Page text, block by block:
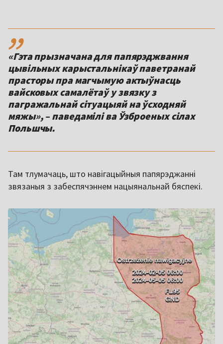
,,
«Гэта прызначана для папярэджвання
цывільных карыстальнікаў паветранай
прасторы пра магчымую актыўнасць
вайсковых самалётаў у звязку з
пагражальнай сітуацыяй на ўсходняй
мяжы», – паведамілі ва Ўзброеных сілах
Польшчы.
Там тлумачаць, што навігацыйныя папярэджанні
звязаныя з забеспячэннем нацыянальнай бяспекі.